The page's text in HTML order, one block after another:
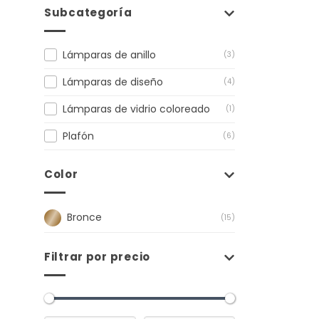
Subcategoría
Lámparas de anillo (3)
Lámparas de diseño (4)
Lámparas de vidrio coloreado (1)
Plafón (6)
Color
Bronce (15)
Filtrar por precio